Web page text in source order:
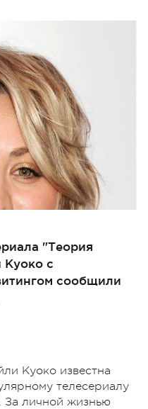
"Теория
Куоко с
сообщили
Куоко известна
телесериалу
За личной жизнью